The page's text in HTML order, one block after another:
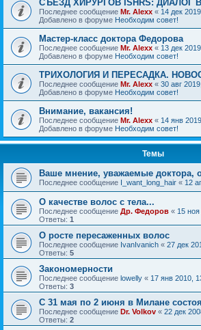
СЪЕЗД ХИРУРГОВ ISHRS: ДИАЛОГ
Последнее сообщение Mr. Alexx « 14 дек
Добавлено в форуме Необходим совет!
Мастер-класс доктора Федорова
Последнее сообщение Mr. Alexx « 13 дек
Добавлено в форуме Необходим совет!
ТРИХОЛОГИЯ И ПЕРЕСАДКА.
Последнее сообщение Mr. Alexx « 30 авг
Добавлено в форуме Необходим совет!
Внимание, вакансия!
Последнее сообщение Mr. Alexx « 14 янв
Добавлено в форуме Необходим совет!
Темы
Ваше мнение, уважаемые доктора,
Последнее сообщение I_want_long_hair « 12
О качестве волос с тела...
Последнее сообщение Др. Федоров « 15
Ответы: 1
О росте пересаженных волос
Последнее сообщение IvanIvanich « 27 дек
Ответы: 5
Закономерности
Последнее сообщение lowelly « 17 янв 2010,
Ответы: 3
С 31 мая по 2 июня в Милане
Последнее сообщение Dr. Volkov « 22 дек
Ответы: 2